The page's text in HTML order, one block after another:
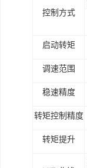
控制方式
启动转矩
调速范围
稳速精度
转矩控制精度
转矩提升